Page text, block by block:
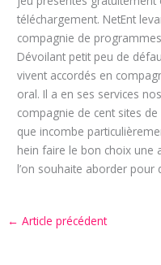
téléchargement. NetEnt
compagnie de
Dévoilant petit peu de
vivent accordés en
oral. Il a en ses services
compagnie de cent sites
que incombe
hein faire le bon choix une
l’on souhaite aborder pour
← Article précédent